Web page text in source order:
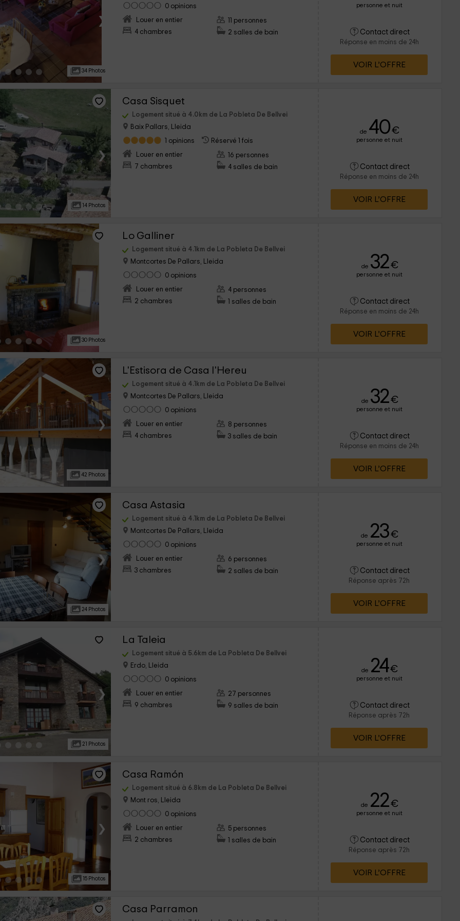
›
34 Photos
0 opinions
Louer en entier
4 chambres
11 personnes
2 salles de bain
personne et nuit
Contact direct
Réponse en moins de 24h
VOIR L’OFFRE
›
14 Photos
Casa Sisquet
Logement situé à 4.0km de La Pobleta De Bellvei
Baix Pallars, Lleida
1 opinions
Réservé 1 fois
Louer en entier
7 chambres
16 personnes
4 salles de bain
de 40€
personne et nuit
Contact direct
Réponse en moins de 24h
VOIR L’OFFRE
30 Photos
Lo Galliner
Logement situé à 4.1km de La Pobleta De Bellvei
Montcortes De Pallars, Lleida
0 opinions
Louer en entier
2 chambres
4 personnes
1 salles de bain
de 32€
personne et nuit
Contact direct
Réponse en moins de 24h
VOIR L’OFFRE
›
42 Photos
L'Estisora de Casa l'Hereu
Logement situé à 4.1km de La Pobleta De Bellvei
Montcortes De Pallars, Lleida
0 opinions
Louer en entier
4 chambres
8 personnes
3 salles de bain
de 32€
personne et nuit
Contact direct
Réponse en moins de 24h
VOIR L’OFFRE
›
24 Photos
Casa Astasia
Logement situé à 4.1km de La Pobleta De Bellvei
Montcortes De Pallars, Lleida
0 opinions
Louer en entier
3 chambres
6 personnes
2 salles de bain
de 23€
personne et nuit
Contact direct
Réponse après 72h
VOIR L’OFFRE
›
21 Photos
La Taleia
Logement situé à 5.6km de La Pobleta De Bellvei
Erdo, Lleida
0 opinions
Louer en entier
9 chambres
27 personnes
9 salles de bain
de 24€
personne et nuit
Contact direct
Réponse après 72h
VOIR L’OFFRE
›
15 Photos
Casa Ramón
Logement situé à 6.8km de La Pobleta De Bellvei
Mont ros, Lleida
0 opinions
Louer en entier
2 chambres
5 personnes
1 salles de bain
de 22€
personne et nuit
Contact direct
Réponse après 72h
VOIR L’OFFRE
Casa Parramon